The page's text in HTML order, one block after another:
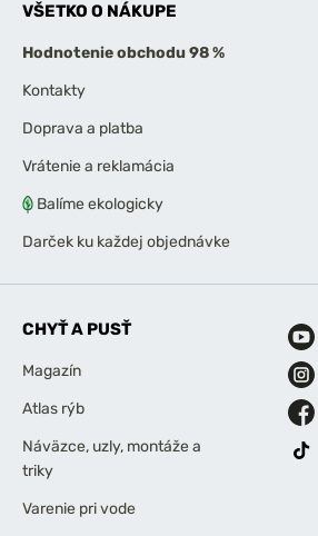
VŠETKO O NÁKUPE
Hodnotenie obchodu 98 %
Kontakty
Doprava a platba
Vrátenie a reklamácia
Balíme ekologicky
Darček ku každej objednávke
CHYŤ A PUSŤ
Magazín
Atlas rýb
Náväzce, uzly, montáže a
triky
Varenie pri vode